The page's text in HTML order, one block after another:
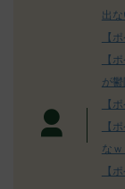
出な
【
【
が鬱
【
【
な
【